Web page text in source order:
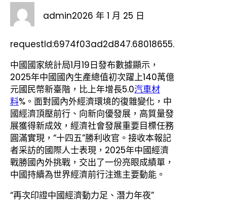
admin2026 年 1 月 25 日
requestId:6974f03ad2d847.68018655.
中國國家統計局1月19日發布數據顯示，
2025年中國國內生產總值初次躍上140萬億
元國民幣新臺階，比上年增長5.0汽車材
料%。面對國內外經濟環境的復雜變化，中
國經濟頂壓前行、向新向優發展，高質量發
展獲得新成效，經濟社會發展重要目標任務
圓滿實現，“十四五”勝利收官。接收本報記
者采訪的國際人士表現，2025年中國經濟
戰勝國內外挑戰，交出了一份亮眼成績單，
中國持續為世界經濟前行注進主要動能。
“再次印證中國經濟動力足、潛力年夜”